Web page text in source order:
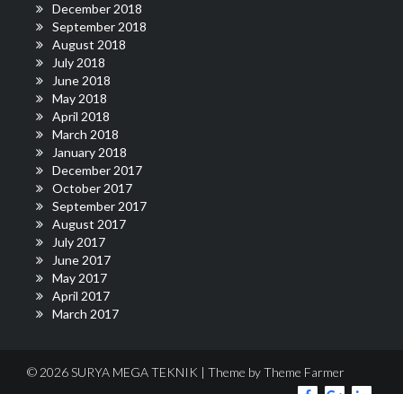
December 2018
September 2018
August 2018
July 2018
June 2018
May 2018
April 2018
March 2018
January 2018
December 2017
October 2017
September 2017
August 2017
July 2017
June 2017
May 2017
April 2017
March 2017
© 2026 SURYA MEGA TEKNIK | Theme byTheme Farmer